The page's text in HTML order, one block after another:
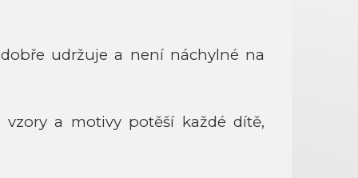
udržuje a není náchylné na
a motivy potěší každé dítě,